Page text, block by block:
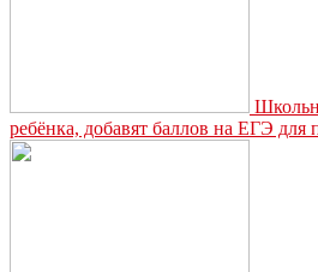
ребёнка, добавят баллов на ЕГЭ для